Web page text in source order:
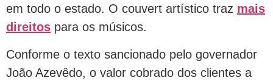
em todo o estado. O couvert artístico traz mais
direitos para os músicos.
Conforme o texto sancionado pelo governador
João Azevêdo, o valor cobrado dos clientes a